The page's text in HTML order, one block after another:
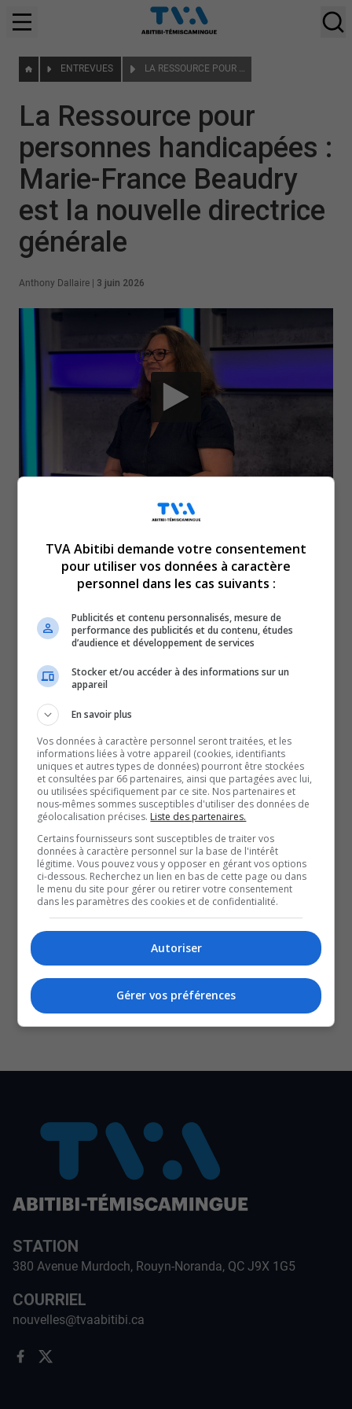
ENTREVUES LA RESSOURCE POUR PERSONNES HANDICAPÉES : MARIE-FRANCE BEAUDRY EST LA NOUVELLE DIRECTRICE GÉNÉRALE
La Ressource pour
personnes handicapées :
Marie-France Beaudry
est la nouvelle directrice
générale
Anthony Dallaire 3 juin 2026
Marie-France Beaudry est la
nouvelle directrice générale
de la Ressource pour
personnes handicapées de
l’Abitibi-Témiscamingue-
Nord-du-Québec.
Notre journaliste, Anthony Dallaire, s’entretient avec celle
qui succédera à Rémy Mailloux, qui était en poste depuis
30 ans, afin de connaître sa vision pour l’avenir de
l’organisme.
QUESTION DU JOUR
Commentaires
SOUTENIR NOS MÉDIAS, C’EST PROTÉGER NOTRE
CULTURE ET NOTRE ÉCONOMIE
STATION
380 Avenue Murdoch, Rouyn-Noranda, QC J9X 1G5
COURRIEL
nouvelles@tvaabitibi.ca
TVA Abitibi demande votre consentement
pour utiliser vos données à caractère
personnel dans les cas suivants :
Publicités et contenu personnalisés, mesure de
performance des publicités et du contenu, études
d’audience et développement de services
Stocker et/ou accéder à des informations sur un
appareil
En savoir plus
Vos données à caractère personnel seront traitées, et les
informations liées à votre appareil (cookies, identifiants
uniques et autres types de données) pourront être stockées
et consultées par 66 partenaires, ainsi que partagées avec lui,
ou utilisées spécifiquement par ce site. Nos partenaires et
nous-mêmes sommes susceptibles d'utiliser des données de
géolocalisation précises. Liste des partenaires.
Certains fournisseurs sont susceptibles de traiter vos
données à caractère personnel sur la base de l'intérêt
légitime. Vous pouvez vous y opposer en gérant vos options
ci-dessous. Recherchez un lien en bas de cette page ou dans
le menu du site pour gérer ou retirer votre consentement
dans les paramètres des cookies et de confidentialité.
Autoriser
Gérer vos préférences